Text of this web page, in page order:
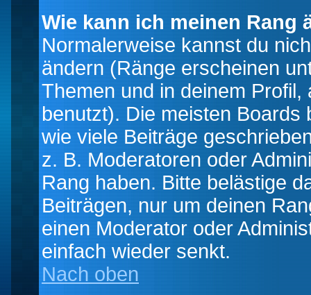
Wie kann ich meinen Rang
Normalerweise kannst du
ändern (Ränge erscheinen
Themen und in deinem
benutzt). Die meisten
wie viele Beiträge
z. B. Moderatoren oder
Rang haben. Bitte belästige
Beiträgen, nur um deinen
einen Moderator oder
einfach wieder senkt.
Nach oben